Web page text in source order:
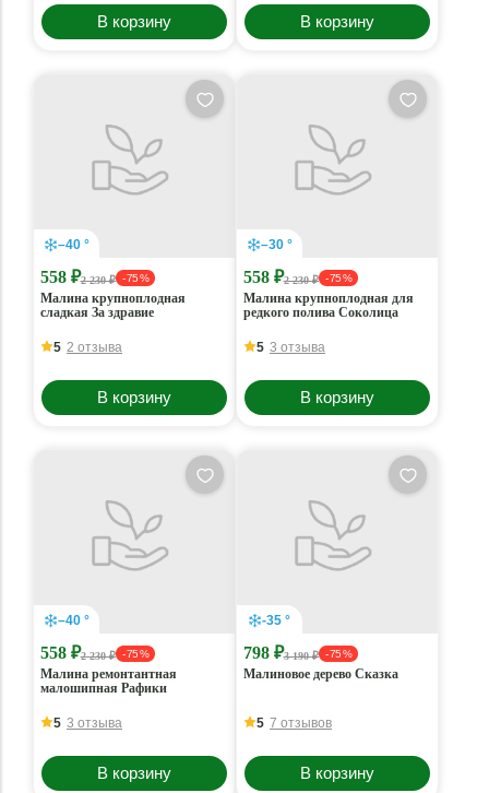
В корзину В корзину
–40 °
558 ₽2 230 ₽ - 75 %
Малина крупноплодная
сладкая За здравие
5 2 отзыва
В корзину
–30 °
558 ₽2 230 ₽ - 75 %
Малина крупноплодная для
редкого полива Соколица
5 3 отзыва
В корзину
–40 °
558 ₽2 230 ₽ - 75 %
Малина ремонтантная
малошипная Рафики
5 3 отзыва
В корзину
-35 °
798 ₽3 190 ₽ - 75 %
Малиновое дерево Сказка
5 7 отзывов
В корзину